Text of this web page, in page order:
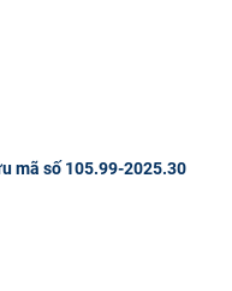
mã số 105.99-2025.30